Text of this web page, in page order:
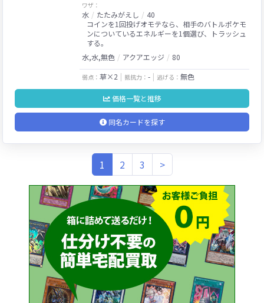
ワザ：
水 たたみがえし
40
コインを1回投げオモテなら、相手のバトルポケモ
ンについているエネルギーを1個選び、トラッシュ
する。
水,水,無色
アクアエッジ 80
弱点： 草×2 抵抗力： - 逃げる： 無色
価格一覧と推移
同名カードを探す
1 (current)
2 3 >